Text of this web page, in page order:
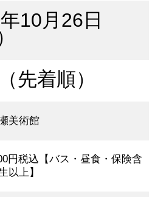
10月26日
先着順）
美術館
円税込【バス・昼食・保険含
以上】